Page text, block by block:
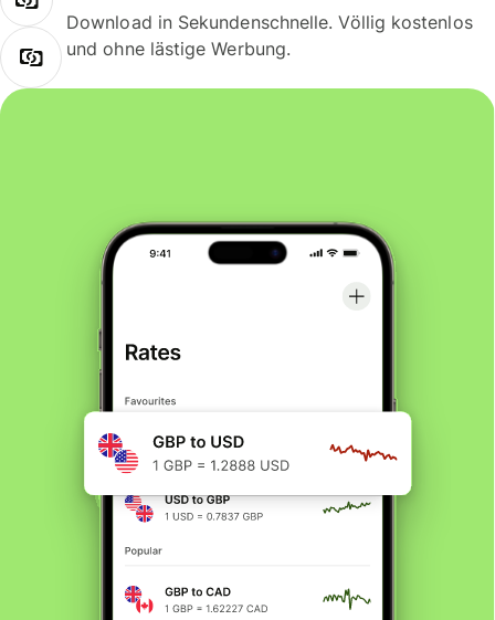
Download in Sekundenschnelle. Völlig kostenlos
und ohne lästige Werbung.